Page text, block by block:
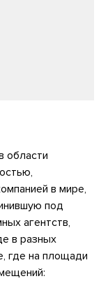
области
в мире,
под
агентств,
в разных
где на площади